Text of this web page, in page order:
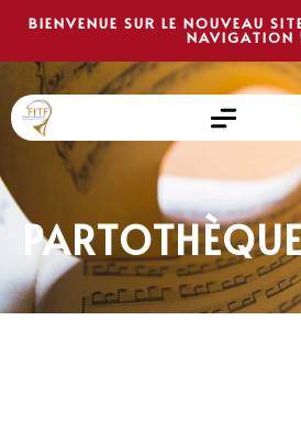
BIENVENUE SUR LE NOUVEAU
NAVIGATION